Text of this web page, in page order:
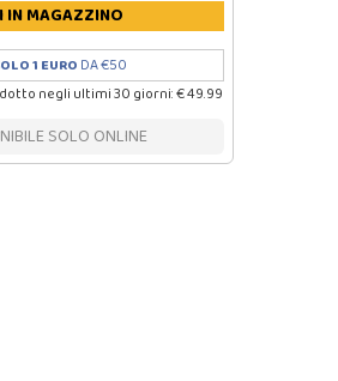
IN MAGAZZINO
1 EURO DA €50
negli ultimi 30 giorni: € 49.99
SOLO ONLINE